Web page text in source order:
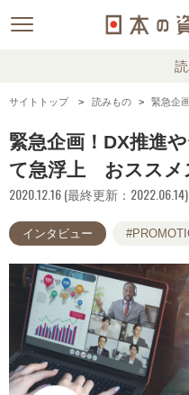
サイトトップ 読みもの 緊急企画！
緊急企画！DX推進
て急浮上 おススメ
2020.12.16 (最終更新：2022.06.14)
インタビュー